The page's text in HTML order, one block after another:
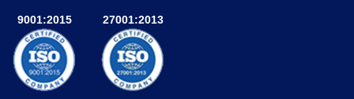
9001:2015 27001:2013